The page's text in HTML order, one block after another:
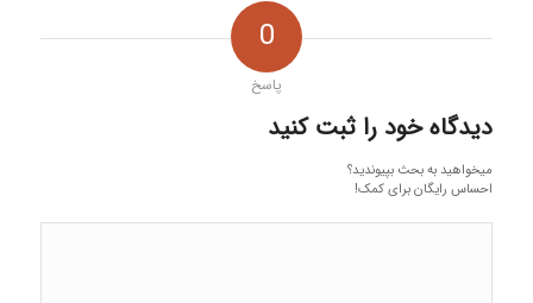
0
پاسخ
دیدگاه خود را ثبت کنید
میخواهید به بحث بپیوندید؟
احساس رایگان برای کمک!